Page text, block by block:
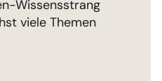
Wissensstrang
viele Themen